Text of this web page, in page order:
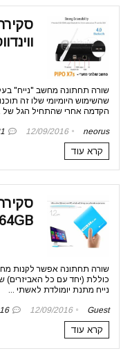
שורה תחתונה מחשב "נייח"
שהשימוש היומיומי שלו זה
הקדמה אחרי שהתחיל הגל של
neorus
12/09/2016
קרא עוד
שורה תחתונה אפשר לקנות
נייח מתנת יומולדת לאשתי ...
Guest
12/09/2016
16
קרא עוד